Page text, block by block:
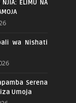
NJIA: ELIMU NA
wa Nishati
Serena
Umoja